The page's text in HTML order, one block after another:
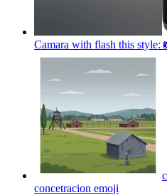
Camara with flash this style:
concetracion emoji